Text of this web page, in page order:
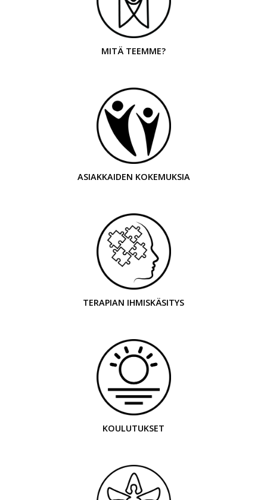
MITÄ TEEMME?
ASIAKKAIDEN KOKEMUKSIA
TERAPIAN IHMISKÄSITYS
KOULUTUKSET